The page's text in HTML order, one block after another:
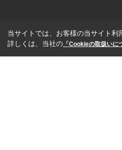
当サイトでは、お客様の当サイト
詳しくは、当社の 「Cookieの取扱いに